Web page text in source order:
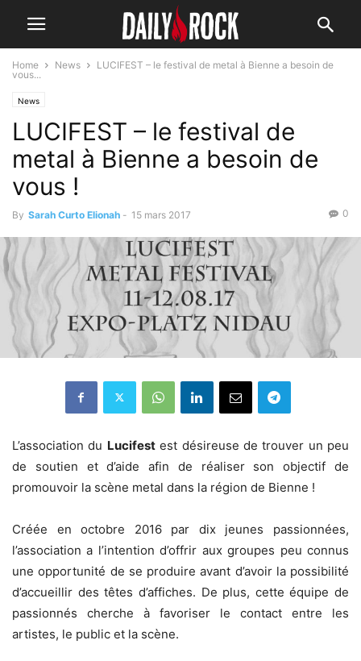
Home News
LUCIFEST – le festival de metal à Bienne a besoin de
vous...
News
LUCIFEST – le festival de
metal à Bienne a besoin de
vous !
By Sarah Curto Elionah - 15 mars 2017 0
L’association du Lucifestest désireuse de trouver un peu
de soutien et d’aide afin de réaliser son objectif de
promouvoir la scène metal dans la région de Bienne !
Créée en octobre 2016 par dix jeunes passionnées,
l’association a l’intention d’offrir aux groupes peu connus
une opportunité de se produire avant d’avoir la possibilité
d’accueillir des têtes d’affiches. De plus, cette équipe de
passionnés cherche à favoriser le contact entre les
artistes, le public et la scène.